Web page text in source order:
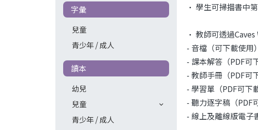
字彙
兒童
青少年 / 成人
讀本
幼兒
兒童
青少年 / 成人
• 學生可掃描書中
• 教師可透過
- 音檔（可下載使用）
- 課本解答（PDF可
- 教師手冊（PDF可
- 學習單（PDF可下
- 聽力逐字稿（PDF
- 線上及離線版電子